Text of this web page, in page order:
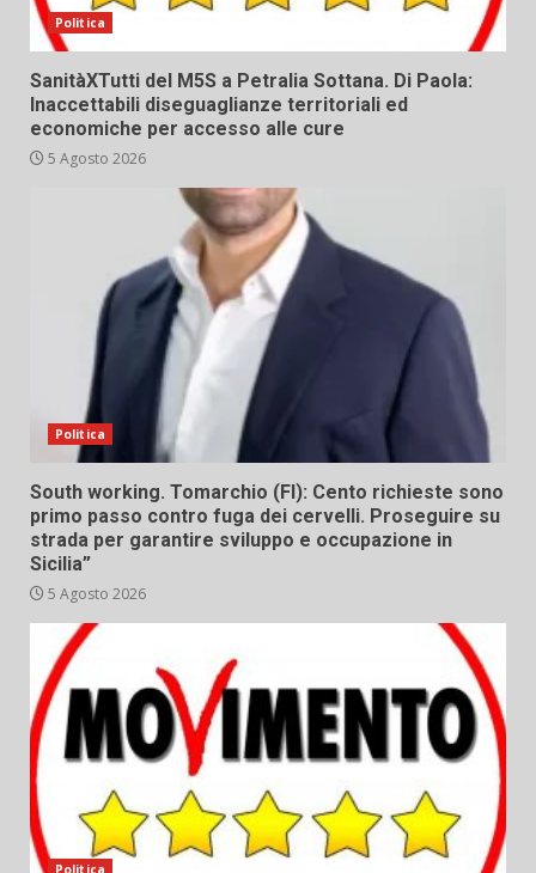
Politica
SanitàXTutti del M5S a Petralia Sottana. Di Paola:
Inaccettabili diseguaglianze territoriali ed
economiche per accesso alle cure
5 Agosto 2026
Politica
South working. Tomarchio (FI): Cento richieste sono
primo passo contro fuga dei cervelli. Proseguire su
strada per garantire sviluppo e occupazione in
Sicilia”
5 Agosto 2026